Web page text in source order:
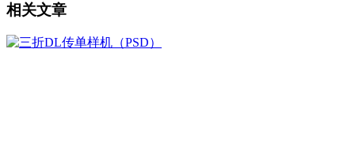
相关文章